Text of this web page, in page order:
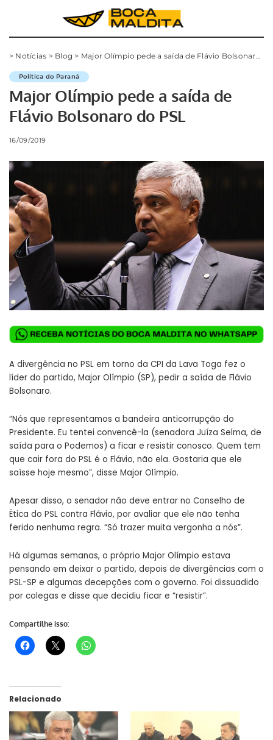
> Notícias > Blog > Major Olímpio pede a saída de Flávio Bolsonaro do PSL
Política do Paraná
Major Olímpio pede a saída de
Flávio Bolsonaro do PSL
16/09/2019
A divergência no PSL em torno da CPI da Lava Toga fez o
líder do partido, Major Olímpio (SP), pedir a saída de Flávio
Bolsonaro.
“Nós que representamos a bandeira anticorrupção do
Presidente. Eu tentei convencê-la (senadora Juíza Selma, de
saída para o Podemos) a ficar e resistir conosco. Quem tem
que cair fora do PSL é o Flávio, não ela. Gostaria que ele
saísse hoje mesmo”, disse Major Olímpio.
Apesar disso, o senador não deve entrar no Conselho de
Ética do PSL contra Flávio, por avaliar que ele não tenha
ferido nenhuma regra. “Só trazer muita vergonha a nós”.
Há algumas semanas, o próprio Major Olímpio estava
pensando em deixar o partido, depois de divergências com o
PSL-SP e algumas decepções com o governo. Foi dissuadido
por colegas e disse que decidiu ficar e “resistir”.
Compartilhe isso:
Relacionado